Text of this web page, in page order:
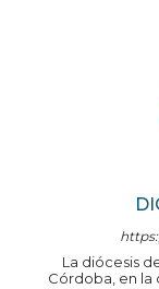
La diócesis
Córdoba, en la